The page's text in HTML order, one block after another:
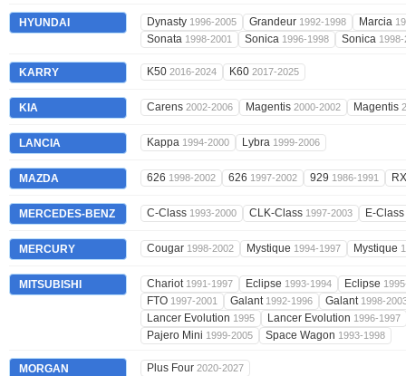
HYUNDAI Dynasty 1996-2005 Grandeur 1992-1998 Marcia
Sonata 1998-2001 Sonica 1996-1998 Sonica
KARRY K50 2016-2024 K60 2017-2025
KIA Carens 2002-2006 Magentis 2000-2002 Magentis
LANCIA Kappa 1994-2000 Lybra 1999-2006
MAZDA 626 1998-2002 626 1997-2002 929 1986-1991
MERCEDES-BENZ C-Class 1993-2000 CLK-Class 1997-2003 E-Class
MERCURY Cougar 1998-2002 Mystique 1994-1997 Mystique
MITSUBISHI Chariot 1991-1997 Eclipse 1993-1994 Eclipse
FTO 1997-2001 Galant 1992-1996 Galant 1998-
Lancer Evolution 1995 Lancer Evolution 1996-1997
Pajero Mini 1999-2005 Space Wagon 1993-1998
MORGAN Plus Four 2020-2027